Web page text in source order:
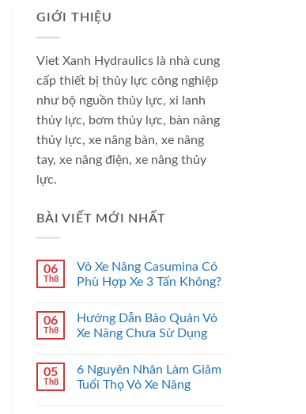
GIỚI THIỆU
Viet Xanh Hydraulics là nhà cung
cấp thiết bị thủy lực công nghiệp
như bộ nguồn thủy lực, xi lanh
thủy lực, bơm thủy lực, bàn nâng
thủy lực, xe nâng bàn, xe nâng
tay, xe nâng điện, xe nâng thủy
lực.
BÀI VIẾT MỚI NHẤT
06
Th8
Vỏ Xe Nâng Casumina Có
Phù Hợp Xe 3 Tấn Không?
06
Th8
Hướng Dẫn Bảo Quản Vỏ
Xe Nâng Chưa Sử Dụng
05
Th8
6 Nguyên Nhân Làm Giảm
Tuổi Thọ Vỏ Xe Nâng